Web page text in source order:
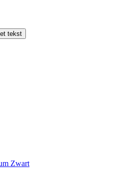
tekst
Zwart